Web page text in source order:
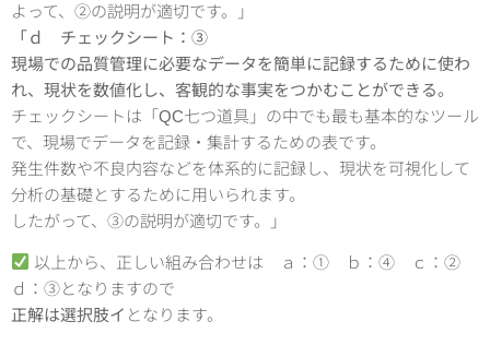
よって、②の説明が適切です。」
「ｄ チェックシート：③
現場での品質管理に必要なデータを簡単に記録するために使わ
れ、現状を数値化し、客観的な事実をつかむことができる。
チェックシートは「QC七つ道具」の中でも最も基本的なツール
で、現場でデータを記録・集計するための表です。
発生件数や不良内容などを体系的に記録し、現状を可視化して
分析の基礎とするために用いられます。
したがって、③の説明が適切です。」
以上から、正しい組み合わせは ａ：① ｂ：④ ｃ：②
ｄ：③となりますので
正解は選択肢イ となります。